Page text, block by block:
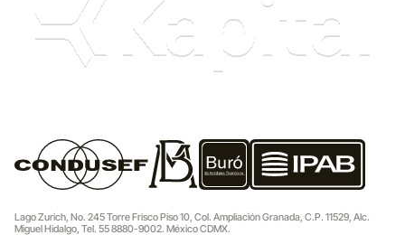
Lago Zurich, No. 245 Torre Frisco Piso 10, Col. Ampliación Granada, C.P. 11529, Alc.
Miguel Hidalgo, Tel. 55 8880-9002. México CDMX.